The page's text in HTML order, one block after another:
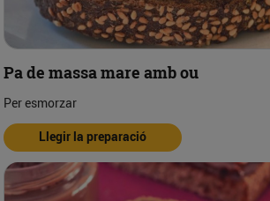
Pa de massa mare amb ou
Per esmorzar
Llegir la preparació